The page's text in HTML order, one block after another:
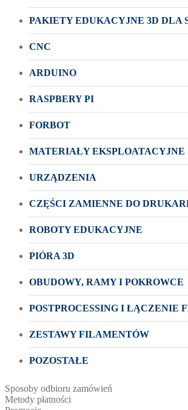
PAKIETY EDUKACYJNE 3D DLA
CNC
ARDUINO
RASPBERY PI
FORBOT
MATERIAŁY EKSPLOATACYJNE
URZĄDZENIA
CZĘŚCI ZAMIENNE DO
ROBOTY EDUKACYJNE
PIÓRA 3D
OBUDOWY, RAMY I POKROWCE
POSTPROCESSING I ŁĄCZENIE
ZESTAWY FILAMENTÓW
POZOSTAŁE
Sposoby odbioru zamówień
Metody płatności